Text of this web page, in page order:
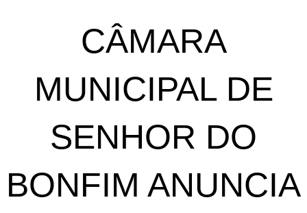
CÂMARA
MUNICIPAL DE
SENHOR DO
BONFIM ANUNCIA